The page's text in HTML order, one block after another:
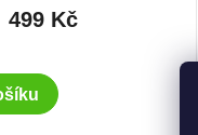
produktu
499 Kč